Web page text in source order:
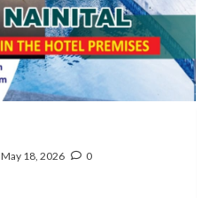
May 18, 2026 0